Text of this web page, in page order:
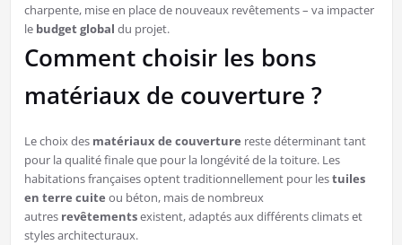
charpente, mise en place de nouveaux revêtements – va impacter
le budget global du projet.
Comment choisir les bons
matériaux de couverture ?
Le choix des matériaux de couverture reste déterminant tant
pour la qualité finale que pour la longévité de la toiture. Les
habitations françaises optent traditionnellement pour lestuiles
en terre cuite ou béton, mais de nombreux
autres revêtementsexistent, adaptés aux différents climats et
styles architecturaux.